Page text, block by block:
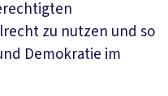
zu nutzen und so
Demokratie im